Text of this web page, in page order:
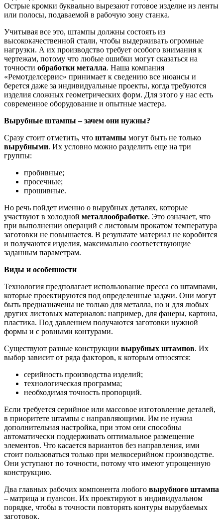
Острые кромки буквально вырезают готовое изделие из ленты
или полосы, подаваемой в рабочую зону станка.
Учитывая все это, штампы должны состоять из
высококачественной стали, чтобы выдерживать огромные
нагрузки. А их производство требует особого внимания к
чертежам, потому что любые ошибки могут сказаться на
точности обработки металла. Наша компания
«Ремотделсервис» принимает к сведению все нюансы и
берется даже за индивидуальные проекты, когда требуются
изделия сложных геометрических форм. Для этого у нас есть
современное оборудование и опытные мастера.
Вырубные штампы – зачем они нужны?
Сразу стоит отметить, что штампы могут быть не только
вырубными. Их условно можно разделить еще на три
группы:
пробивные;
просечные;
прошивные.
Но речь пойдет именно о вырубных деталях, которые
участвуют в холодной металлообработке. Это означает, что
при выполнении операций с листовым прокатом температура
заготовки не повышается. В результате материал не коробится
и получаются изделия, максимально соответствующие
заданным параметрам.
Виды и особенности
Технология предполагает использование пресса со штампами,
которые проектируются под определенные задачи. Они могут
быть предназначены не только для металла, но и для любых
других листовых материалов: например, для фанеры, картона,
пластика. Под давлением получаются заготовки нужной
формы и с ровными контурами.
Существуют разные конструкции вырубных штампов. Их
выбор зависит от ряда факторов, к которым относятся:
серийность производства изделий;
технологическая программа;
необходимая точность пропорций.
Если требуется серийное или массовое изготовление деталей,
в приоритете штампы с направляющими. Им не нужна
дополнительная настройка, при этом они способны
автоматически поддерживать оптимальное размещение
элементов. Что касается вариантов без направления, ими
стоит пользоваться только при мелкосерийном производстве.
Они уступают по точности, потому что имеют упрощенную
конструкцию.
Два главных рабочих компонента любого вырубного штампа
– матрица и пуансон. Их проектируют в индивидуальном
порядке, чтобы в точности повторять контуры вырубаемых
заготовок.